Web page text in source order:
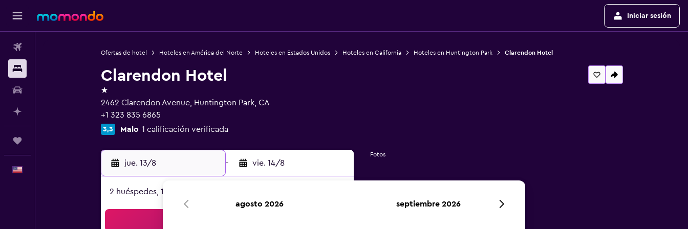
Iniciar sesión
Ofertas de hotel Hoteles en América del Norte Hoteles en Estados Unidos Hoteles en California Hoteles en Huntington Park Clarendon Hotel
Clarendon Hotel
1 estrella
2462 Clarendon Avenue, Huntington Park, CA
+1 323 835 6865
3,3 Malo 1 calificación verificada
jue. 13/8 - vie. 14/8
2 huéspedes, 1 habitación
Fotos
agosto 2026 septiembre 2026